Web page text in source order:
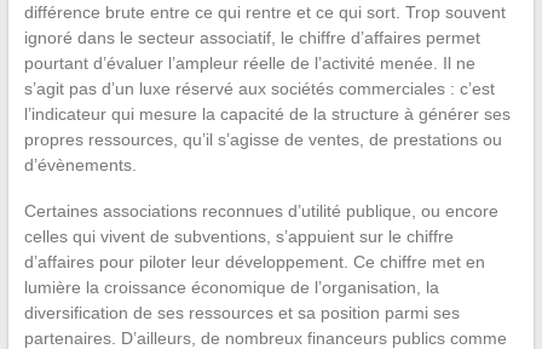
différence brute entre ce qui rentre et ce qui sort. Trop souvent
ignoré dans le secteur associatif, le chiffre d’affaires permet
pourtant d’évaluer l’ampleur réelle de l’activité menée. Il ne
s’agit pas d’un luxe réservé aux sociétés commerciales : c’est
l’indicateur qui mesure la capacité de la structure à générer ses
propres ressources, qu’il s’agisse de ventes, de prestations ou
d’évènements.
Certaines associations reconnues d’utilité publique, ou encore
celles qui vivent de subventions, s’appuient sur le chiffre
d’affaires pour piloter leur développement. Ce chiffre met en
lumière la croissance économique de l’organisation, la
diversification de ses ressources et sa position parmi ses
partenaires. D’ailleurs, de nombreux financeurs publics comme